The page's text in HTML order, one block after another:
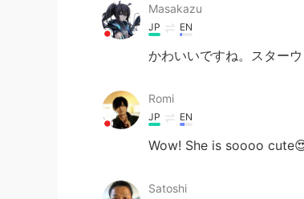
Masakazu
JP EN
かわいいですね。スター
Romi
JP EN
Wow! She is soooo
Satoshi